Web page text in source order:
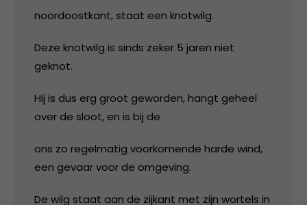
noordoostkant, staat een knotwilg.
Deze knotwilg is sinds zeker 5 jaren niet
geknot.
Hij is dus erg groot geworden, hangt geheel
over de sloot, en is bij de
ons zo regelmatig voorkomende harde wind,
een gevaar voor de omgeving.
De wilg staat aan de zijkant met zijn wortels in